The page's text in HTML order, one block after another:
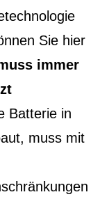
Sie hier
immer
Batterie in
muss mit